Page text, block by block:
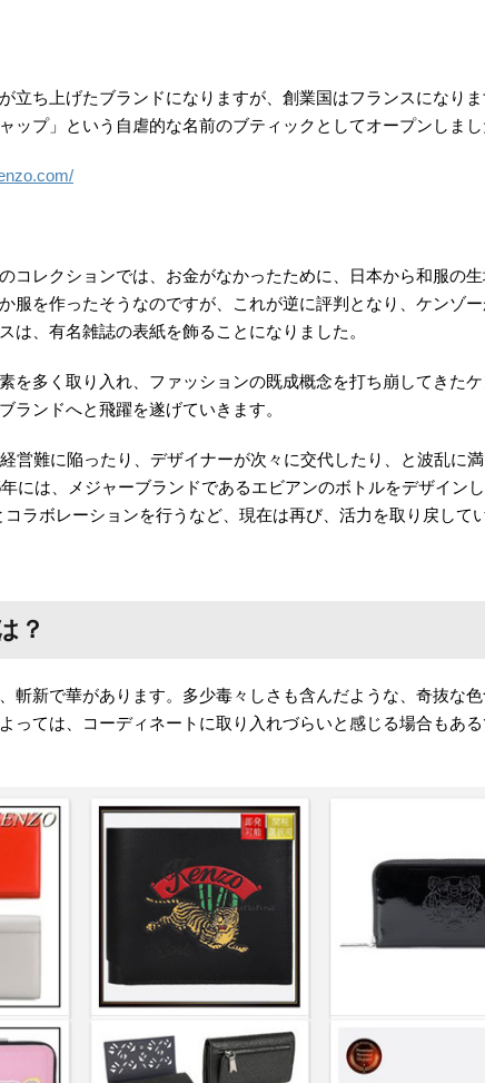
立ち上げたブランドになりますが、創業国はフランスになり
ップ」という自虐的な名前のブティックとしてオープンしまし
コレクションでは、お金がなかったために、日本から和服の生
服を作ったそうなのですが、これが逆に評判となり、ケンゾ
は、有名雑誌の表紙を飾ることになりました。
を多く取り入れ、ファッションの既成概念を打ち崩してきた
ランドへと飛躍を遂げていきます。
営難に陥ったり、デザイナーが次々に交代したり、と波乱に
には、メジャーブランドであるエビアンのボトルをデザインし
ラボレーションを行うなど、現在は再び、活力を取り戻してい
？
斬新で華があります。多少毒々しさも含んだような、奇抜な
っては、コーディネートに取り入れづらいと感じる場合もある